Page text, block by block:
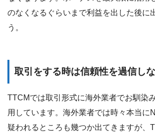
のなくなるぐらいまで利益を出した後に
う。
取引をする時は信頼性を過信し
TTCMでは取引形式に海外業者でお馴染
用しています。海外業者では時々本当に
疑われるところも幾つか出てきますが、